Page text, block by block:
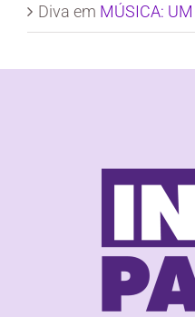
Diva em MÚSICA: